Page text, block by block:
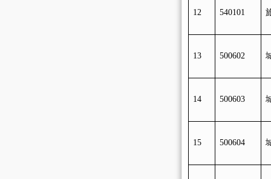
12 540101
13 500602
14 500603
15 500604